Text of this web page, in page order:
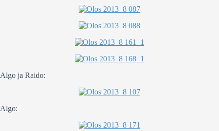
Algo ja Raido:
Algo: